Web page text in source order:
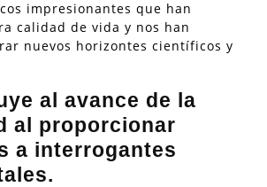
impresionantes que han
calidad de vida y nos han
nuevos horizontes científicos y
al avance de la
al proporcionar
a interrogantes